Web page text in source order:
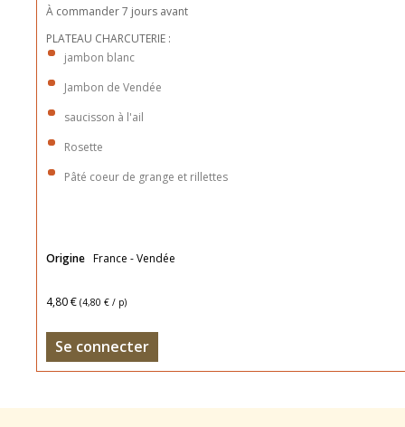
À commander 7 jours avant
PLATEAU CHARCUTERIE :
jambon blanc
Jambon de Vendée
saucisson à l'ail
Rosette
Pâté coeur de grange et rillettes
Origine France - Vendée
4,80 € (4,80 € / p)
Se connecter